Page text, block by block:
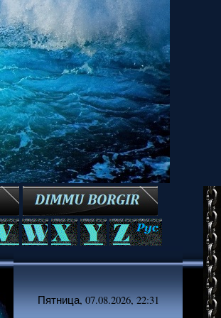
Пятница, 07.08.2026, 22:31